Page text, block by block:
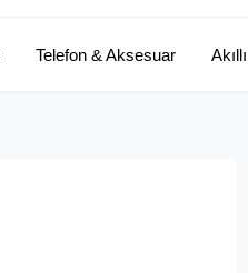
Telefon & Aksesuar